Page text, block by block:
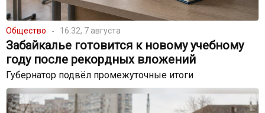
Общество 16:32, 7 августа
Забайкалье готовится к новому учебному
году после рекордных вложений
Губернатор подвёл промежуточные итоги